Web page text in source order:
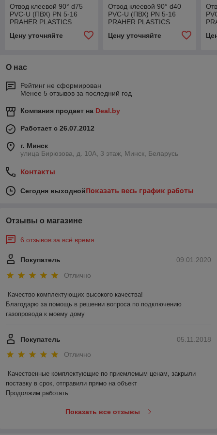
Отвод клеевой 90° d75
PVC-U (ПВХ) PN 5-16
PRAHER PLASTICS
Цену уточняйте
Отвод клеевой 90° d40
PVC-U (ПВХ) PN 5-16
PRAHER PLASTICS
Цену уточняйте
О нас
Рейтинг не сформирован
Менее 5 отзывов за последний год
Компания продает на Deal.by
Работает с 26.07.2012
г. Минск
улица Бирюзова, д. 10А, 3 этаж, Минск, Беларусь
Контакты
Сегодня выходнойПоказать весь график работы
Отзывы о магазине
6 отзывов за всё время
09.01.2020
Покупатель
Отлично
Качество комплектующих высокого качества!
Благодарю за помощь в решении вопроса по подключению
газопровода к моему дому
05.11.2018
Покупатель
Отлично
Качественные комплектующие по приемлемым ценам, закрыли
поставку в срок, отправили прямо на объект
Продолжим работать
Показать все отзывы